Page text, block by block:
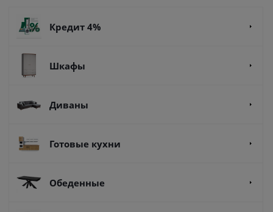
Кредит 4%
Шкафы
Диваны
Готовые кухни
Обеденные